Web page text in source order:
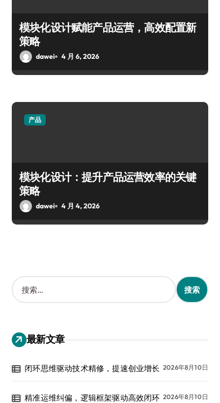
模块化设计赋能产品运营，高效配置新
策略
dawei 4 月 6, 2026
产品
模块化设计：提升产品运营效率的关键
策略
dawei 4 月 4, 2026
搜
索
：
最新文章
闭环思维驱动技术精修，提速创业增长 2026年8月10日
精准运维纠偏，逻辑框架驱动高效闭环 2026年8月10日